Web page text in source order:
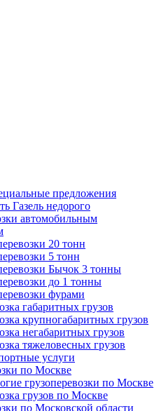
предложения
Газель недорого
автомобильным
20 тонн
5 тонн
Бычок 3 тонны
до 1 тонны
фурами
габаритных грузов
крупногабаритных грузов
негабаритных грузов
тяжеловесных грузов
услуги
по Москве
грузоперевозки по Москве
грузов по Москве
по Московской области